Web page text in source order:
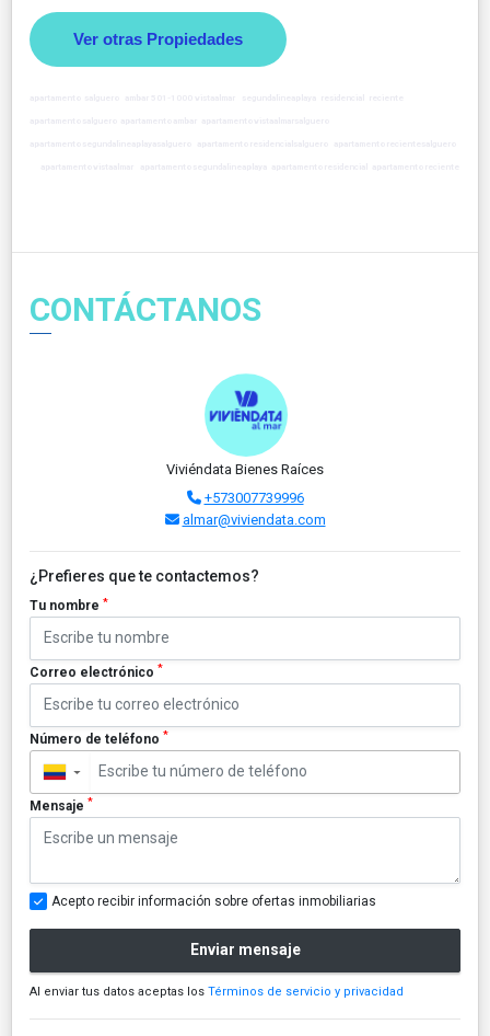
Ver otras Propiedades
CONTÁCTANOS
Viviéndata Bienes Raíces
+573007739996
almar@viviendata.com
¿Prefieres que te contactemos?
Tu nombre *
Correo electrónico *
Número de teléfono *
▼
Mensaje *
Acepto recibir información sobre ofertas inmobiliarias
Enviar mensaje
Al enviar tus datos aceptas los Términos de servicio y privacidad